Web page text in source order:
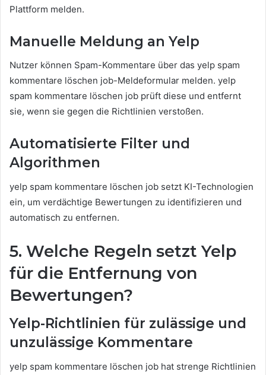
Plattform melden.
Manuelle Meldung an Yelp
Nutzer können Spam-Kommentare über das yelp spam
kommentare löschen job-Meldeformular melden. yelp
spam kommentare löschen job prüft diese und entfernt
sie, wenn sie gegen die Richtlinien verstoßen.
Automatisierte Filter und
Algorithmen
yelp spam kommentare löschen job setzt KI-Technologien
ein, um verdächtige Bewertungen zu identifizieren und
automatisch zu entfernen.
5. Welche Regeln setzt Yelp
für die Entfernung von
Bewertungen?
Yelp-Richtlinien für zulässige und
unzulässige Kommentare
yelp spam kommentare löschen job hat strenge Richtlinien